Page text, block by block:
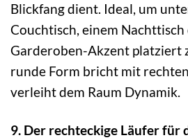
Blickfang dient. Ideal, um
Couchtisch, einem Nachttisch
Garderoben-Akzent platziert
runde Form bricht mit
verleiht dem Raum Dynamik.
9. Der rechteckige Läufer für